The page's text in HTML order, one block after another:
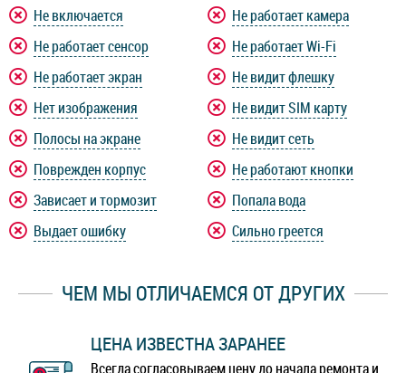
Не включается
Не работает сенсор
Не работает экран
Нет изображения
Полосы на экране
Поврежден корпус
Зависает и тормозит
Выдает ошибку
Не работает камера
Не работает Wi-Fi
Не видит флешку
Не видит SIM карту
Не видит сеть
Не работают кнопки
Попала вода
Сильно греется
ЧЕМ МЫ ОТЛИЧАЕМСЯ ОТ ДРУГИХ
ЦЕНА ИЗВЕСТНА ЗАРАНЕЕ
Всегда согласовываем цену до начала ремонта и